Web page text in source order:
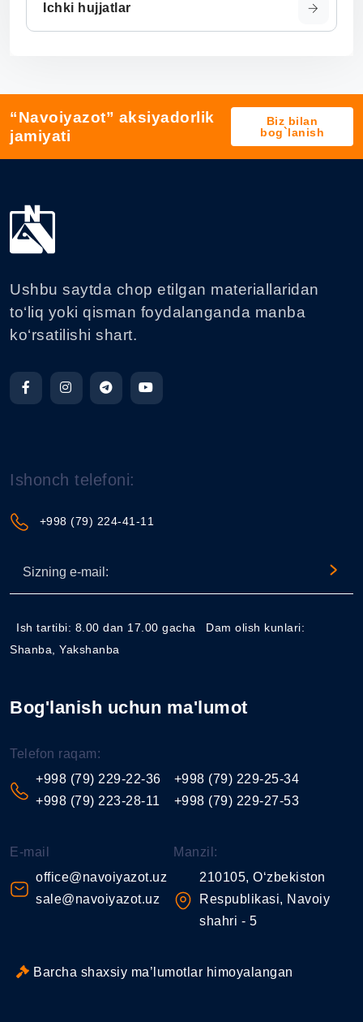
Ichki hujjatlar
“Navoiyazot” aksiyadorlik
jamiyati
Biz bilan
bog`lanish
Ushbu saytda chop etilgan materiallaridan
to‘liq yoki qisman foydalanganda manba
ko‘rsatilishi shart.
Ishonch telefoni:
+998 (79) 224-41-11
Ish tartibi: 8.00 dan 17.00 gacha
Dam olish kunlari:
Shanba, Yakshanba
Bog'lanish uchun ma'lumot
Telefon raqam:
+998 (79) 229-22-36
+998 (79) 223-28-11
+998 (79) 229-25-34
+998 (79) 229-27-53
E-mail
office@navoiyazot.uz
sale@navoiyazot.uz
Manzil:
210105, O‘zbekiston
Respublikasi, Navoiy
shahri - 5
Barcha shaxsiy ma’lumotlar himoyalangan